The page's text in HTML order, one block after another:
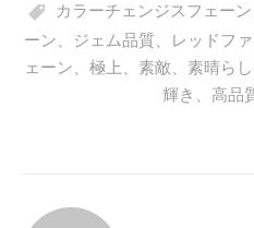
pp t
カラーチェンジスフェーン
ーン
ジェム品質 レッドフ
ェーン
極上 素敵 素晴ら
輝き
高品